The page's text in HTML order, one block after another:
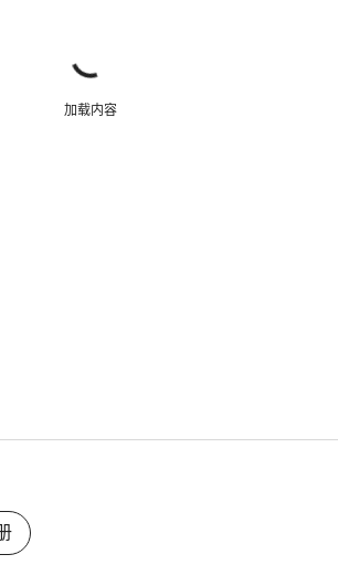
加载内容